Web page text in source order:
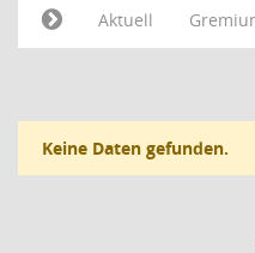
Aktuell
Keine Daten gefunden.